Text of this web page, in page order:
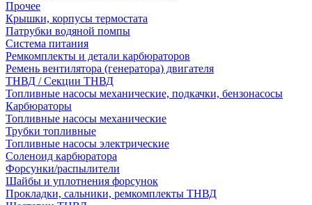
Прочее
Крышки, корпусы термостата
Патрубки водяной помпы
Система питания
Ремкомплекты и детали карбюраторов
Ремень вентилятора (генератора) двигателя
ТНВД / Секции ТНВД
Топливные насосы механические, подкачки, бензонасосы
Карбюраторы
Топливные насосы механические
Трубки топливные
Топливные насосы электрические
Соленоид карбюратора
Форсунки/распылители
Шайбы и уплотнения форсунок
Прокладки, сальники, ремкомплекты ТНВД